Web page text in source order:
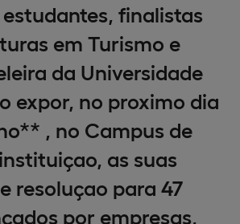
estudantes, finalistas
em Turismo e
da Universidade
expor, no proximo dia
, no Campus de
as suas
resoluçao para 47
por empresas,